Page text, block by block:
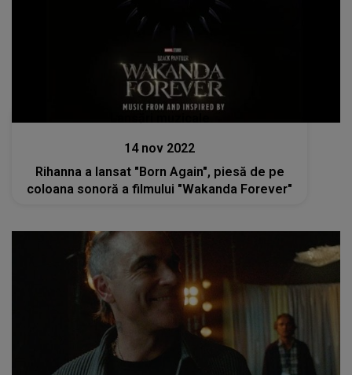
14 nov 2022
Rihanna a lansat "Born Again", piesă de pe
coloana sonoră a filmului "Wakanda Forever"